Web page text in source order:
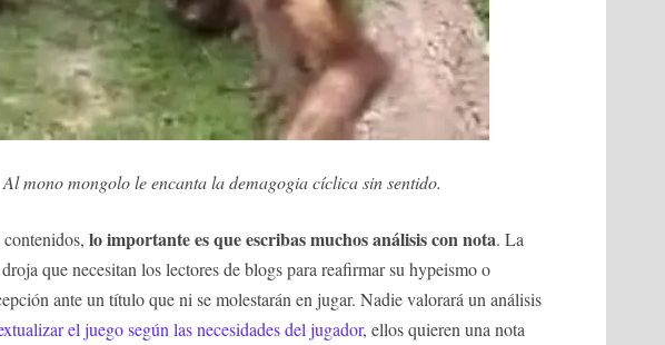
Al mono mongolo le encanta la demagogia cíclica sin sentido.
lo importante es que escribas muchos análisis con nota. La
que necesitan los lectores de blogs para reafirmar su hypeismo o
ante un título que ni se molestarán en jugar. Nadie valorará un análisis
el juego según las necesidades del jugador, ellos quieren una nota